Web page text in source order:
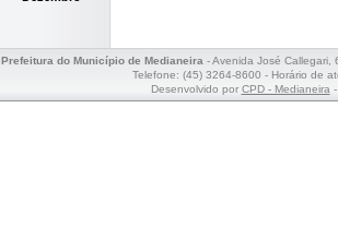
Prefeitura do Município de Medianeira- Avenida José Callegari,
Telefone: (45) 3264-8600 - Horário de
Desenvolvido por CPD - Medianeira-